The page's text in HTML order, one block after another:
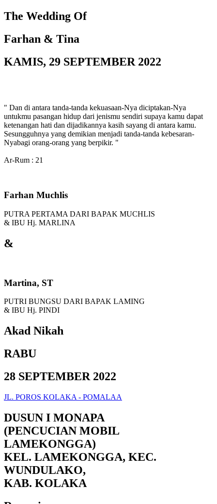
The Wedding Of
Farhan & Tina
KAMIS, 29 SEPTEMBER 2022
" Dan di antara tanda-tanda kekuasaan-Nya diciptakan-Nya
untukmu pasangan hidup dari jenismu sendiri supaya kamu dapat
ketenangan hati dan dijadikannya kasih sayang di antara kamu.
Sesungguhnya yang demikian menjadi tanda-tanda kebesaran-
Nyabagi orang-orang yang berpikir. "
Ar-Rum : 21
Farhan Muchlis
PUTRA PERTAMA DARI BAPAK MUCHLIS
& IBU Hj. MARLINA
&
Martina, ST
PUTRI BUNGSU DARI BAPAK LAMING
& IBU Hj. PINDI
Akad Nikah
RABU
28 SEPTEMBER 2022
JL. POROS KOLAKA - POMALAA
DUSUN I MONAPA
(PENCUCIAN MOBIL
LAMEKONGGA)
KEL. LAMEKONGGA, KEC.
WUNDULAKO,
KAB. KOLAKA